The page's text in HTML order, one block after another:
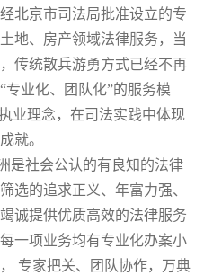
北京市司法局批准设立的专
地、房产领域法律服务，当
传统散兵游勇方式已经不再
业化、团队化”的服务模
业理念，在司法实践中体现
就。
社会公认的有良知的法律
选的追求正义、年富力强、
诚提供优质高效的法律服务
一项业务均有专业化办案小
专家把关、团队协作，万典